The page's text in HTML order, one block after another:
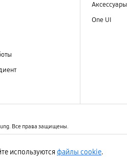
Аксессуары
One UI
Все права защищены.
используются файлы cookie.